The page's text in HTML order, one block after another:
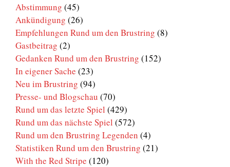
Abstimmung (45)
Ankündigung (26)
Empfehlungen Rund um den Brustring (8)
Gastbeitrag (2)
Gedanken Rund um den Brustring (152)
In eigener Sache (23)
Neu im Brustring (94)
Presse- und Blogschau (70)
Rund um das letzte Spiel (429)
Rund um das nächste Spiel (572)
Rund um den Brustring Legenden (4)
Statistiken Rund um den Brustring (21)
With the Red Stripe (120)